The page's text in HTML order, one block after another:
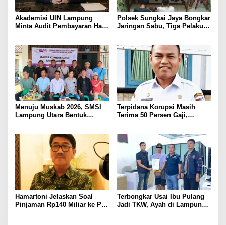
Akademisi UIN Lampung
Minta Audit Pembayaran Hak
Berlarut
Polsek Sungkai Jaya Bongkar
Jaringan Sabu, Tiga Pelaku
Menuju Muskab 2026, SMSI
Lampung Utara Bentuk
Terpidana Korupsi Masih
Terima 50 Persen Gaji,
Hamartoni Jelaskan Soal
Pinjaman Rp140 Miliar ke PT
Terbongkar Usai Ibu Pulang
Jadi TKW, Ayah di Lampung